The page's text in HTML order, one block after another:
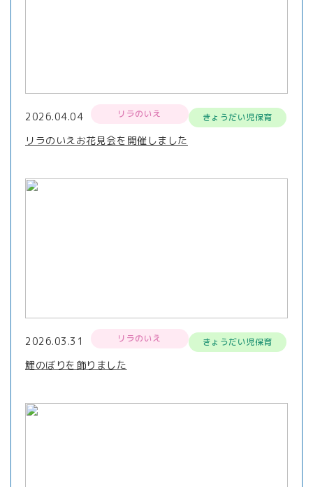
2026.04.04 リラのいえ きょうだい児保育
リラのいえお花見会を開催しました
2026.03.31 リラのいえ きょうだい児保育
鯉のぼりを飾りました